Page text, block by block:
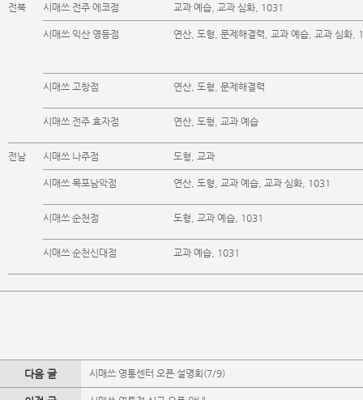
전북 시매쓰 전주 에코점 교과 예습, 교과 심화, 1031
시매쓰 익산 영등점 연산, 도형, 문제해결력, 교과 예습, 교과 심화,
시매쓰 고창점 연산, 도형, 문제해결력
시매쓰 전주 효자점 연산, 도형, 교과 예습
전남 시매쓰 나주점 도형, 교과
시매쓰 목포남악점 연산, 도형, 교과 예습, 교과 심화, 1031
시매쓰 순천점 도형, 교과 예습, 1031
시매쓰 순천신대점 교과 예습, 1031
다음 글 시매쓰 영통센터 오픈 설명회(7/9)